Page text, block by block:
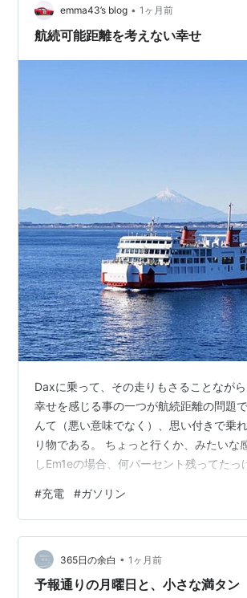
り高単価になりやすいのか 具体的に狙い
件 建設現場向けの発電機用燃料配送 塗料
emma43’s blog • 1ヶ月前
航続可能距離を考えない幸せ
Daxに乗って、その走りもさることなが
幸せを感じる事の一つが航続距離の問題
んて（悪い意味でなく）、思い付きで乗
り物である。 ちょっと行くか、みたいな
しEm1eの場合、何パーセント残ってたっ
れば充電をするものですが、0-100%です
もの。 それで実航続距離は42キロ程度で
は限られます。 先日スーパーで声をかけ
んの様に、近所にある夫の職場とスーパー
様な使い方が王道なのかもしれない。
#充電 #ガソリン
365日の余白 • 1ヶ月前
予報通りの月曜日と、小さな満タン